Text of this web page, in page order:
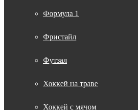
Формула 1
Фристайл
Футзал
Хоккей на траве
Хоккей с мячом